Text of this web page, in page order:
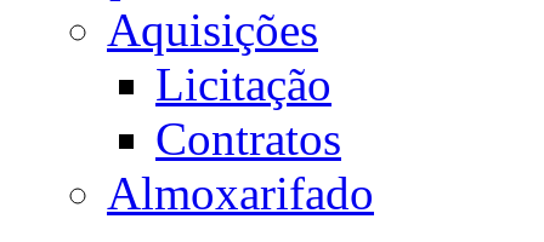
Aquisições
Licitação
Contratos
Almoxarifado